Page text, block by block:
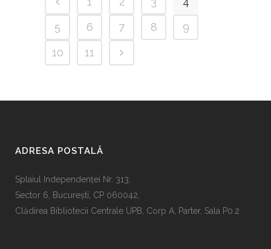
5
6 7 8
9
10
11
ADRESA POSTALĂ
Splaiul Independenţei Nr. 313,
Sector 6, Bucureşti, CP 060042,
Clădirea Bibliotecii Centrale UPB, Corp A, Parter, Sala P0.2